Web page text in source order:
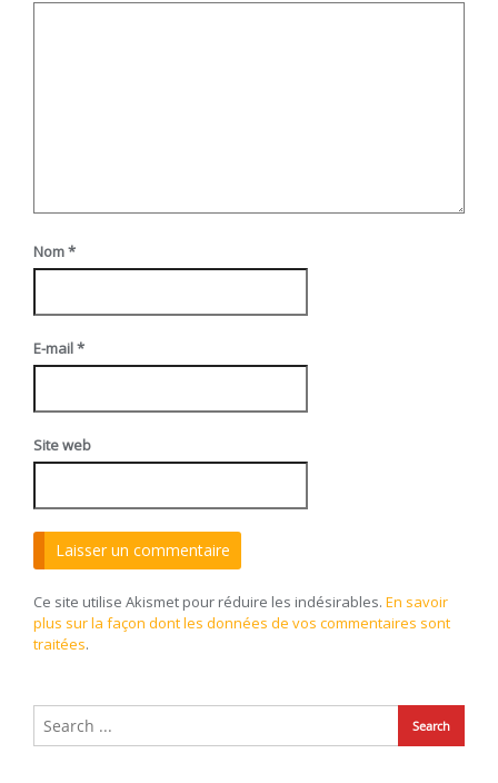
Nom*
E-mail*
Site web
Ce site utilise Akismet pour réduire les indésirables. En savoir
plus sur la façon dont les données de vos commentaires sont
traitées.